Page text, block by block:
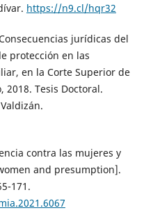
https://n9.cl/hqr32
jurídicas del
protección en las
en la Corte Superior de
2018. Tesis Doctoral.
contra las mujeres y
and presumption].
171.